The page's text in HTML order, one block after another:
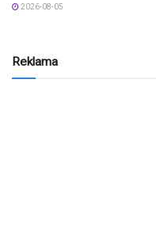
2026-08-05
Reklama